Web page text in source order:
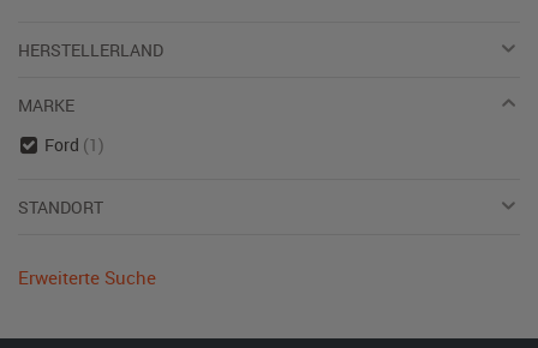
HERSTELLERLAND
MARKE
Ford (1)
STANDORT
Erweiterte Suche